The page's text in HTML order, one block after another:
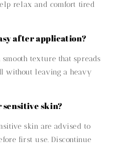
relax and comfort tired
after application?
smooth texture that spreads
without leaving a heavy
skin?
skin are advised to
first use. Discontinue